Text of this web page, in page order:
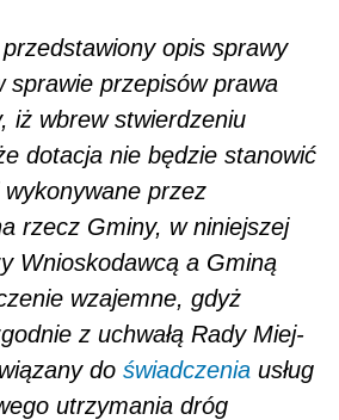
opis sprawy
sprawie przepisów prawa
iż wbrew stwierdzeniu
dotacja nie będzie stanowić
wykonywane przez
rzecz Gminy, w niniejszej
Wnio­skodawcą a Gminą
wzajemne, gdyż
z uchwałą Rady Miej­
doświadczenia usług
utrzymania dróg